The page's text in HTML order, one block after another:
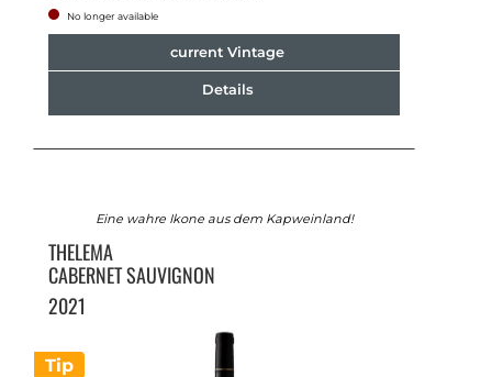
No longer available
current Vintage
Details
Tip
Eine wahre Ikone aus dem Kapweinland!
THELEMA
CABERNET SAUVIGNON
2021